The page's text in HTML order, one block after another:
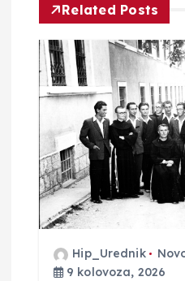
a
o
b
a
Related Posts
Hip_Urednik
9 kolovoza, 2026